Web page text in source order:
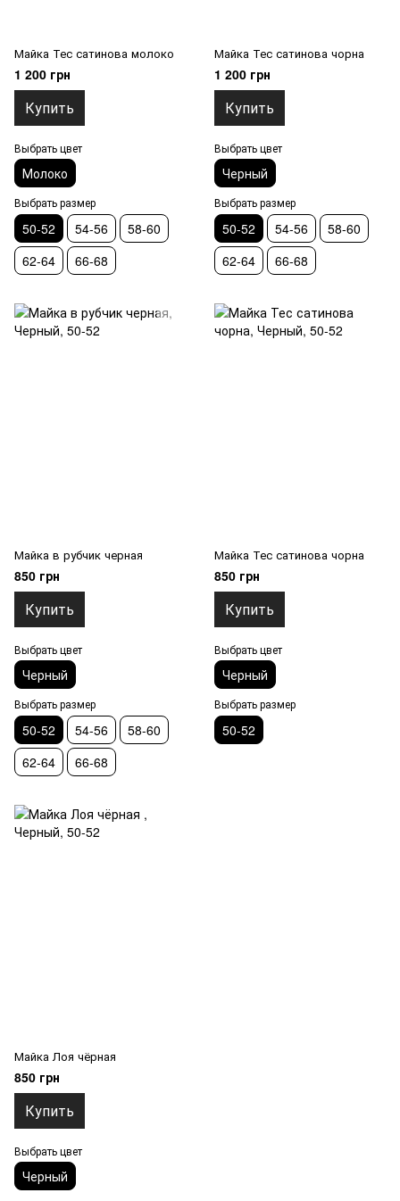
Майка Тес сатинова молоко
1 200 грн
Купить
Выбрать цвет
Молоко
Выбрать размер
50-52 54-56
58-60
62-64
66-68
Майка Тес сатинова чорна
1 200 грн
Купить
Выбрать цвет
Черный
Выбрать размер
50-52 54-56
58-60
62-64
66-68
Майка в рубчик черная
850 грн
Купить
Выбрать цвет
Черный
Выбрать размер
50-52 54-56
58-60
62-64
66-68
Майка Тес сатинова чорна
850 грн
Купить
Выбрать цвет
Черный
Выбрать размер
50-52
Майка Лоя чёрная
850 грн
Купить
Выбрать цвет
Черный